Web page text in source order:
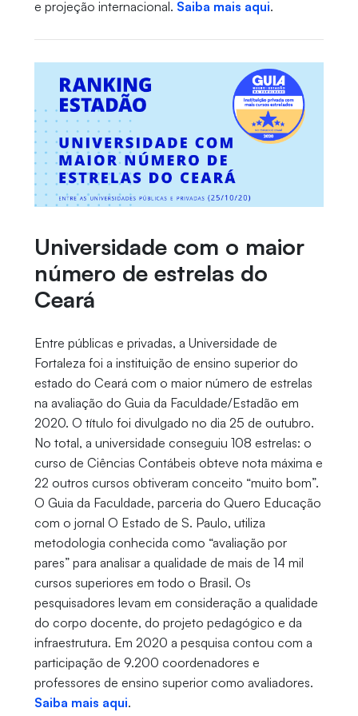
e projeção internacional. Saiba mais aqui.
Universidade com o maior
número de estrelas do
Ceará
Entre públicas e privadas, a Universidade de
Fortaleza foi a instituição de ensino superior do
estado do Ceará com o maior número de estrelas
na avaliação do Guia da Faculdade/Estadão em
2020. O título foi divulgado no dia 25 de outubro.
No total, a universidade conseguiu 108 estrelas: o
curso de Ciências Contábeis obteve nota máxima e
22 outros cursos obtiveram conceito “muito bom”.
O Guia da Faculdade, parceria do Quero Educação
com o jornal O Estado de S. Paulo, utiliza
metodologia conhecida como “avaliação por
pares” para analisar a qualidade de mais de 14 mil
cursos superiores em todo o Brasil. Os
pesquisadores levam em consideração a qualidade
do corpo docente, do projeto pedagógico e da
infraestrutura. Em 2020 a pesquisa contou com a
participação de 9.200 coordenadores e
professores de ensino superior como avaliadores.
Saiba mais aqui.